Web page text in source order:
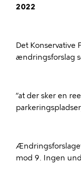
2022
Det Konservative
ændringsforslag
”at der sker en
mod 9. Ingen